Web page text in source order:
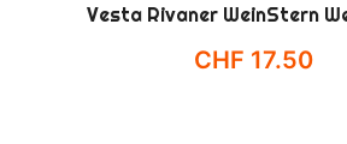
Vesta Rivaner WeinStern
CHF 17.50